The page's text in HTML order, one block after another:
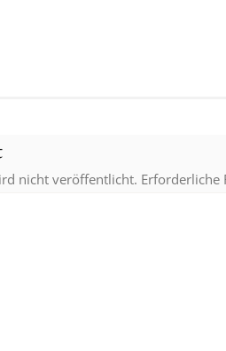
nicht veröffentlicht.